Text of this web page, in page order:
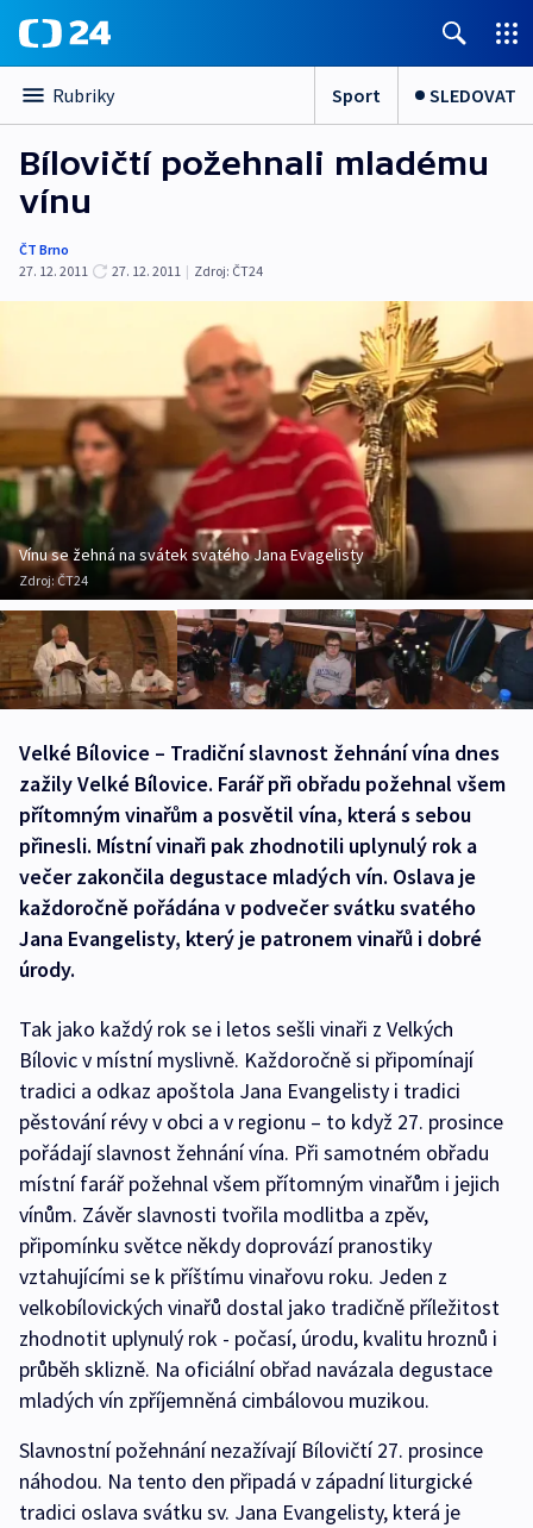
Rubriky Sport SLEDOVAT
Bílovičtí požehnali mladému
vínu
ČT Brno
27. 12. 2011
27. 12. 2011 | Zdroj: ČT24
Vínu se žehná na svátek svatého Jana Evagelisty
Zdroj:ČT24
Velké Bílovice – Tradiční slavnost žehnání vína dnes
zažily Velké Bílovice. Farář při obřadu požehnal všem
přítomným vinařům a posvětil vína, která s sebou
přinesli. Místní vinaři pak zhodnotili uplynulý rok a
večer zakončila degustace mladých vín. Oslava je
každoročně pořádána v podvečer svátku svatého
Jana Evangelisty, který je patronem vinařů i dobré
úrody.
Tak jako každý rok se i letos sešli vinaři z Velkých
Bílovic v místní myslivně. Každoročně si připomínají
tradici a odkaz apoštola Jana Evangelisty i tradici
pěstování révy v obci a v regionu – to když 27. prosince
pořádají slavnost žehnání vína. Při samotném obřadu
místní farář požehnal všem přítomným vinařům i jejich
vínům. Závěr slavnosti tvořila modlitba a zpěv,
připomínku světce někdy doprovází pranostiky
vztahujícími se k příštímu vinařovu roku. Jeden z
velkobílovických vinařů dostal jako tradičně příležitost
zhodnotit uplynulý rok - počasí, úrodu, kvalitu hroznů i
průběh sklizně. Na oficiální obřad navázala degustace
mladých vín zpříjemněná cimbálovou muzikou.
Slavnostní požehnání nezažívají Bílovičtí 27. prosince
náhodou. Na tento den připadá v západní liturgické
tradici oslava svátku sv. Jana Evangelisty, která je